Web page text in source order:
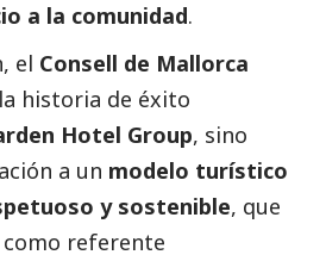
a la comunidad.
el Consell de Mallorca
historia de éxito
Hotel Group, sino
a un modelo turístico
y sostenible, que
referente